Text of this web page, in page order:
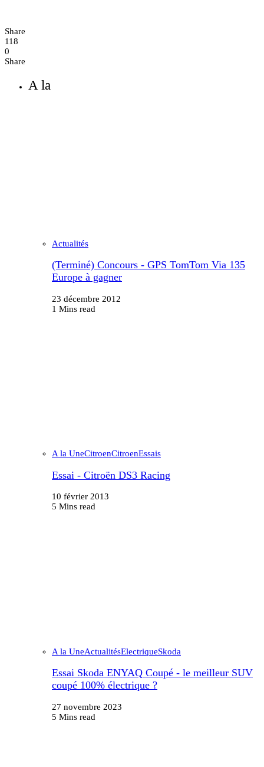
Share
118
0
Share
A la
Actualités
(Terminé) Concours - GPS TomTom Via 135
Europe à gagner
23 décembre 2012
1 Mins read
A la UneCitroenCitroenEssais
Essai - Citroën DS3 Racing
10 février 2013
5 Mins read
A la UneActualitésElectriqueSkoda
Essai Skoda ENYAQ Coupé - le meilleur SUV
coupé 100% électrique ?
27 novembre 2023
5 Mins read